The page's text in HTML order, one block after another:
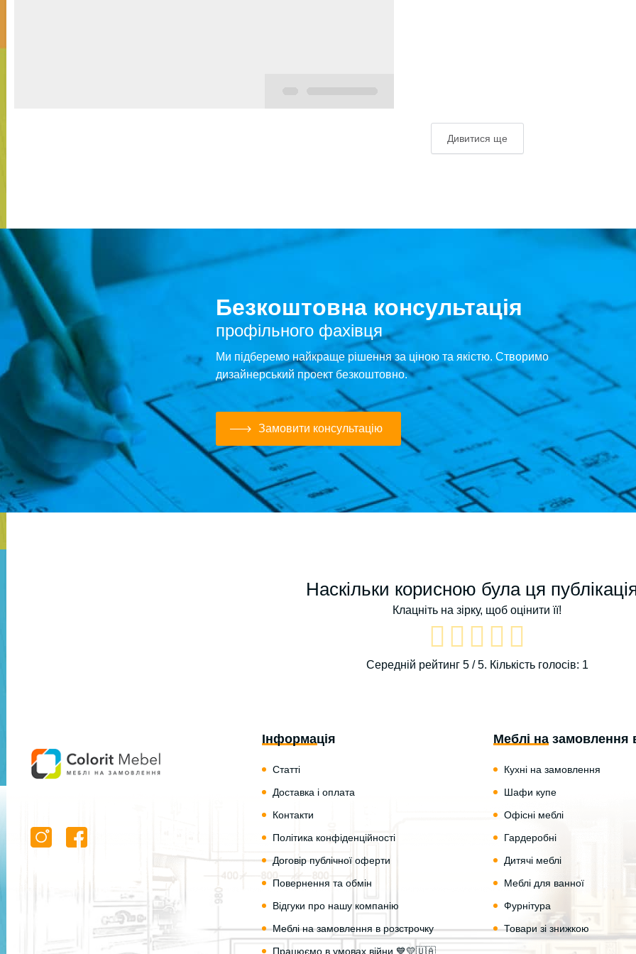
Дивитися ще
Безкоштовна консультація
профільного фахівця
Ми підберемо найкраще рішення за ціною та якістю. Створимо
дизайнерський проект безкоштовно.
Замовити консультацію
Наскільки корисною була ця
Клацніть на зірку, щоб оцінити її!
Середній рейтинг 5/ 5. Кількість голосів: 1
Інформація
Статті
Доставка і оплата
Контакти
Політика конфіденційності
Договір публічної оферти
Повернення та обмін
Відгуки про нашу компанію
Меблі на замовлення в розстрочку
Працюємо в умовах війни 💙💛🇺🇦
Меблі на замовлення
Кухні на замовлення
Шафи купе
Офісні меблі
Гардеробні
Дитячі меблі
Меблі для ванної
Фурнітура
Товари зі знижкою